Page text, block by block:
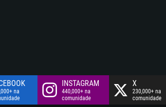
na
INSTAGRAM
440,000+ na
comunidade
X
230,000+ na
comunidade